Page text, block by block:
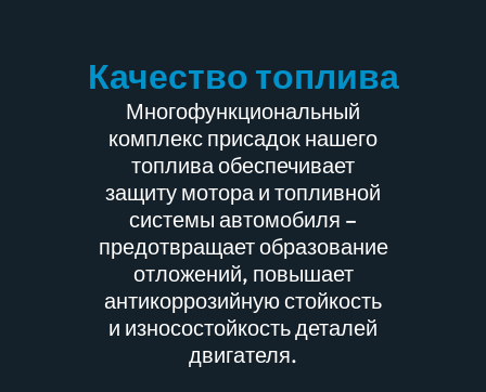
Качество топлива
Многофункциональный
комплекс присадок нашего
топлива обеспечивает
защиту мотора и топливной
системы автомобиля –
предотвращает образование
отложений, повышает
антикоррозийную стойкость
и износостойкость деталей
двигателя.